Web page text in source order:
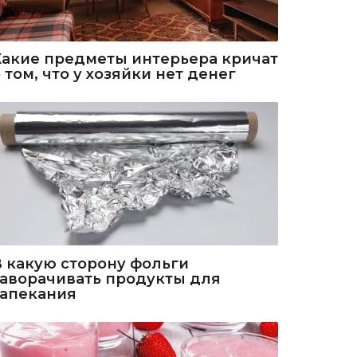
предметы интерьера кричат
том, что у хозяйки нет денег
какую сторону фольги
продукты для